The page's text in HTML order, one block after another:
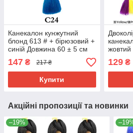
Канекалон кунжутний
блонд 613 # + бірюзовий +
синій Довжина 60 ± 5 см
Вага 100 ± 5г
Термостійкий коса Jumbo
147 ₴ 217 ₴
Купити
жовтий
129₴
Акційні пропозиції та новинки
–19%